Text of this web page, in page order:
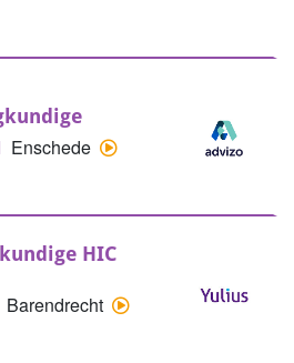
Enschede
HIC
Barendrecht